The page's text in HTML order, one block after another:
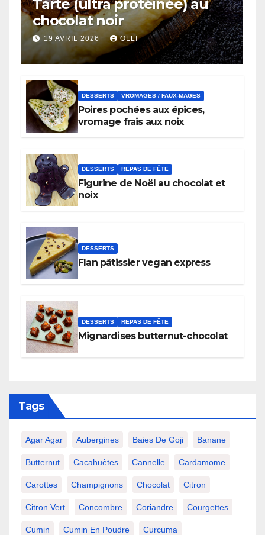
Tarte (ultra protéinée) au
chocolat noir
19 AVRIL 2026 OLLI
DESSERTS VROMAGES / FAUX-MAGES
Poires pochées aux épices,
vromage frais aux noix
DESSERTS REPAS DE FÊTE
Figurine de Noël au chocolat et
noix
DESSERTS
Flan pâtissier vegan express
DESSERTS REPAS DE FÊTE
Mignardises butternut-chocolat
Tags
Agar Agar Aubergines Baies De Goji Banane
Butternut Cacahuètes Cannelle Cardamome
Carottes Champignons Chocolat Citron
Citron Vert Concombre Coriandre Courgettes
Cumin Cumin En Poudre Curcuma